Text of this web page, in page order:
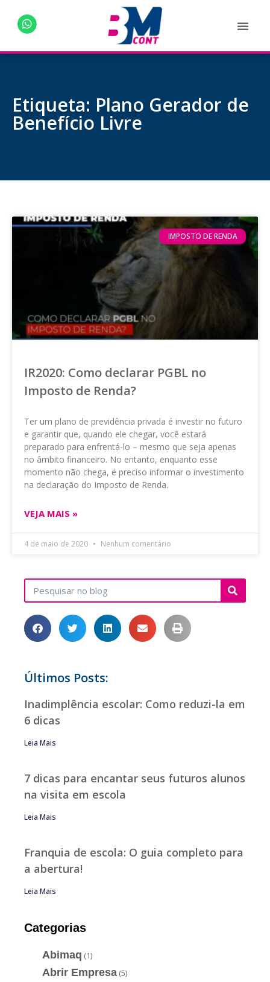
Etiqueta: Plano Gerador de
Benefício Livre
IMPOSTO DE RENDA
IR2020: Como declarar PGBL no
Imposto de Renda?
Ter um plano de previdência privada é investir no futuro
e garantir que, quando ele chegar, você estará
preparado para enfrentá-lo – mesmo que seja apenas
no âmbito financeiro. No entanto, enquanto esse
momento não chega, é preciso informar o investimento
na declaração do Imposto de Renda.
VEJA MAIS »
4 de maio de 2020 Nenhum comentário
Últimos Posts:
Inadimplência escolar: Como reduzi-la em
6 dicas
Leia Mais
7 dicas para encantar seus futuros alunos
na visita em escola
Leia Mais
Franquia de escola: O guia completo para
a abertura!
Leia Mais
Categorias
Abimaq (1)
Abrir Empresa (5)